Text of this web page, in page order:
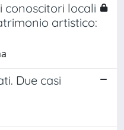
conoscitori locali
artistico:
Due casi